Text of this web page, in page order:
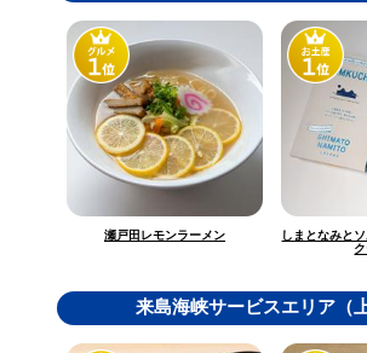
瀬戸田レモンラーメン しまとなみと
来島海峡サービスエリア（上